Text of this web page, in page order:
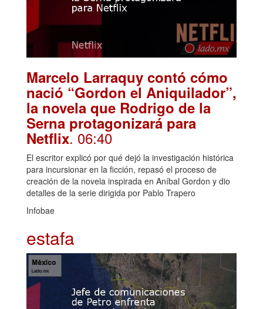
Marcelo Larraquy contó cómo
nació “Gordon el Aniquilador”,
la novela que Rodrigo de la
Serna protagonizará para
Netflix. 06:40
El escritor explicó por qué dejó la investigación histórica
para incursionar en la ficción, repasó el proceso de
creación de la novela inspirada en Aníbal Gordon y dio
detalles de la serie dirigida por Pablo Trapero
Infobae
estafa